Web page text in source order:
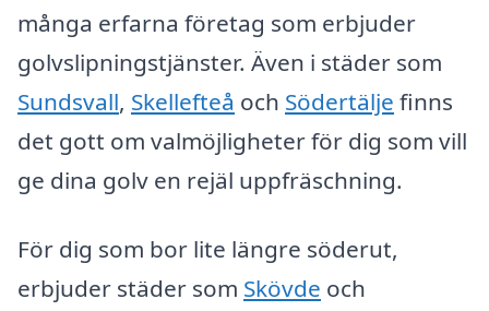
många erfarna företag som erbjuder
golvslipningstjänster. Även i städer som
Sundsvall, Skellefteå och Södertälje finns
det gott om valmöjligheter för dig som vill
ge dina golv en rejäl uppfräschning.
För dig som bor lite längre söderut,
erbjuder städer som Skövde och